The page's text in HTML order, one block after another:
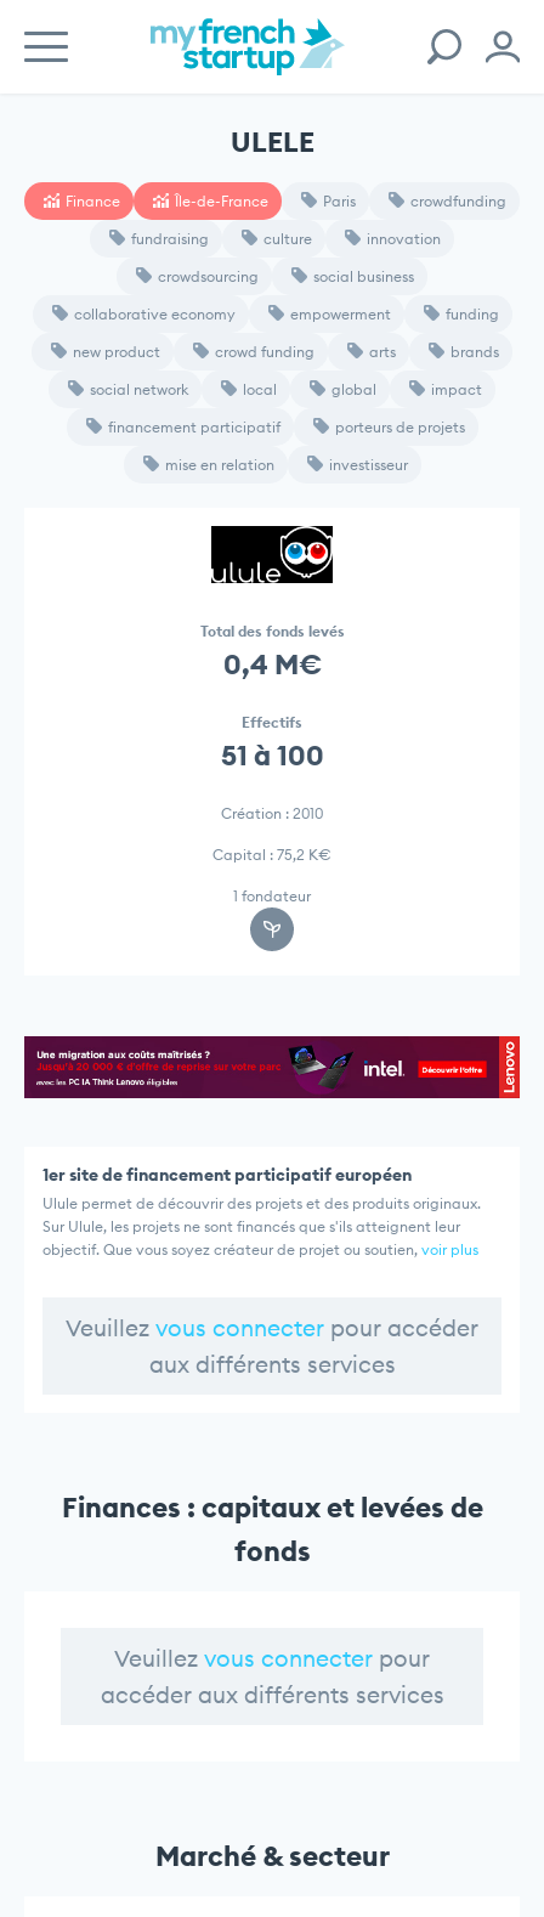
ULELE
Finance Île-de-France Paris crowdfunding
fundraising culture innovation
crowdsourcing social business
collaborative economy empowerment funding
new product crowd funding arts brands
social network local global impact
financement participatif porteurs de projets
mise en relation investisseur
Total des fonds levés
0,4 M€
Effectifs
51 à 100
Création : 2010
Capital : 75,2 K€
1 fondateur
1er site de financement participatif européen
Ulule permet de découvrir des projets et des produits originaux.
Sur Ulule, les projets ne sont financés que s'ils atteignent leur
objectif. Que vous soyez créateur de projet ou soutien, voir plus
Veuillez vous connecter pour accéder
aux différents services
Finances : capitaux et levées de
fonds
Veuillez vous connecter pour
accéder aux différents services
Marché & secteur